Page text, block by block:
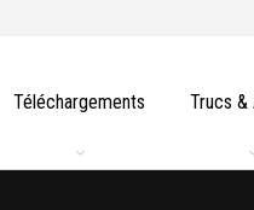
Téléchargements Trucs &